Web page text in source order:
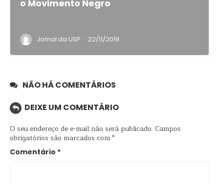
o Movimento Negro
Jornal da USP · 22/11/2019
NÃO HÁ COMENTÁRIOS
DEIXE UM COMENTÁRIO
O seu endereço de e-mail não será publicado. Campos
obrigatórios são marcados com*
Comentário *